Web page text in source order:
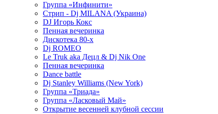
Группа «Инфинити»
Стрип - Dj MILANA (Украина)
DJ Игорь Кокс
Пенная вечеринка
Дискотека 80-х
Dj ROMEO
Le Truk aka Децл & Dj Nik One
Пенная вечеринка
Dance battle
Dj Stanley Williams (New York)
Группа «Триада»
Группа «Ласковый Май»
Открытие весенней клубной сессии